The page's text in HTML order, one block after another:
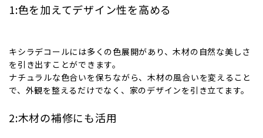
1:色を加えてデザイン性を高める
キシラデコールには多くの色展開があり、木材の自然な美しさ
を引き出すことができます。
ナチュラルな色合いを保ちながら、木材の風合いを変えること
で、外観を整えるだけでなく、家のデザインを引き立てます。
2:木材の補修にも活用